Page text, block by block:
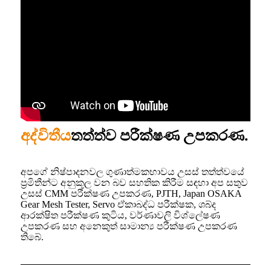
අද්විතීයතත්ත්ව පරීක්ෂණ උපකරණ.
අපගේ නිෂ්පාදනවල ගුණාත්මකභාවය උසස් තත්ත්වයේ
ප්‍රමිතීන්ට අනුකූල වන බව සහතික කිරීම සඳහා අප සතුව
උසස් CMM පරීක්ෂණ උපකරණ, PJTH, Japan OSAKA
Gear Mesh Tester, Servo ඒකාබද්ධ පරීක්ෂක, ශබ්ද
ආරක්ෂිත පරීක්ෂණ කුටිය, වර්ණාවලි විශ්ලේෂණ
උපකරණ සහ අනෙකුත් සාමාන්‍ය පරීක්ෂණ උපකරණ
තිබේ.